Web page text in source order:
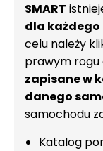
SMART
dla
celu należy
prawym rogu
zapisane w
danego
samochodu
Katalog